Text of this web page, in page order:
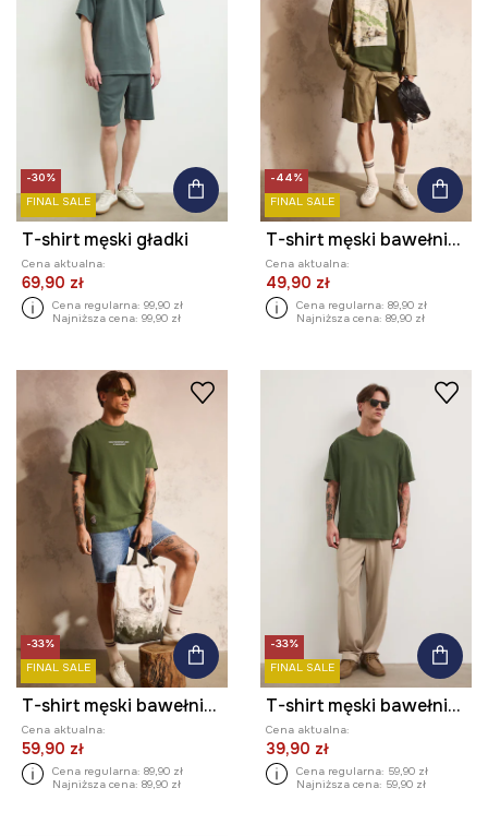
-30%
FINAL SALE
T-shirt męski gładki
Cena aktualna:
69,90 zł
Cena regularna: 99,90 zł
Najniższa cena: 99,90 zł
-44%
FINAL SALE
T-shirt męski bawełniany z kolekcji Bieszczadzki Park Narodowy x Medicine
Cena aktualna:
49,90 zł
Cena regularna: 89,90 zł
Najniższa cena: 89,90 zł
-33%
FINAL SALE
T-shirt męski bawełniany z elastanem z kolekcji Bieszczadzki Park Narodowy x Medicine
Cena aktualna:
59,90 zł
Cena regularna: 89,90 zł
Najniższa cena: 89,90 zł
-33%
FINAL SALE
T-shirt męski bawełniany
Cena aktualna:
39,90 zł
Cena regularna: 59,90 zł
Najniższa cena: 59,90 zł